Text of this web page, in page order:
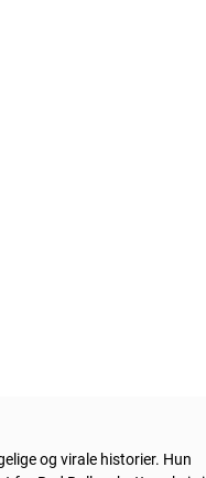
og virale historier. Hun